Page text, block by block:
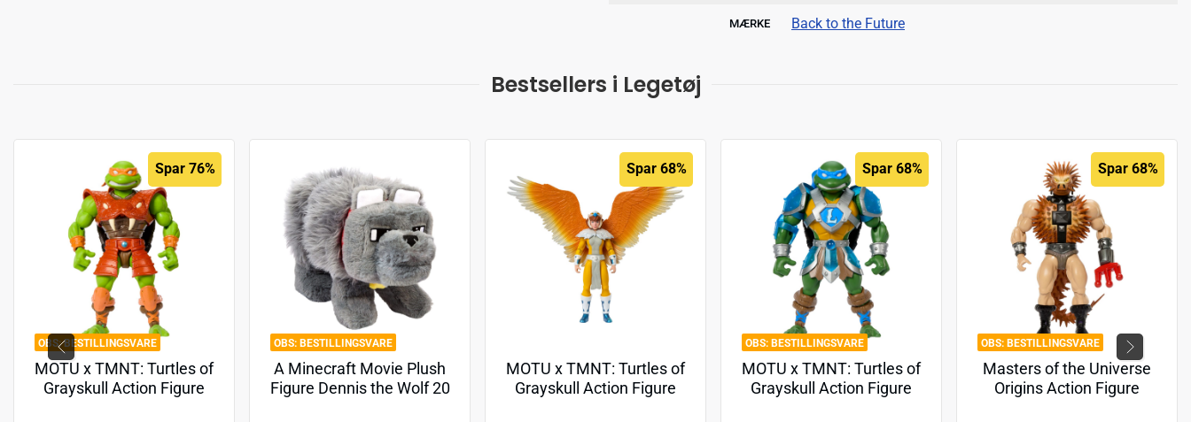
MÆRKE Back to the Future
Bestsellers i Legetøj
BESTILLINGSVARE
Spar 76%
MOTU x TMNT: Turtles of
Grayskull Action Figure
BESTILLINGSVARE
A Minecraft Movie Plush
Figure Dennis the Wolf 20
Spar 68%
MOTU x TMNT: Turtles of
Grayskull Action Figure
BESTILLINGSVARE
Spar 68%
MOTU x TMNT: Turtles of
Grayskull Action Figure
BESTILLINGSVARE
Spar 68%
Masters of the Universe
Origins Action Figure